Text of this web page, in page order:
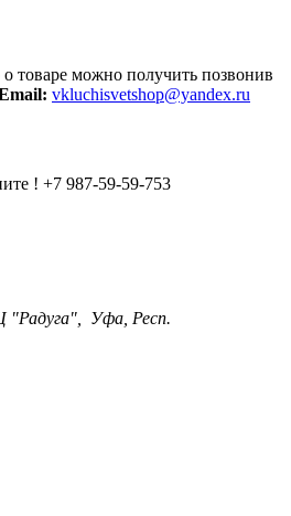
можно получить позвонив
vkluchisvetshop@yandex.ru
! +7 987-59-59-753
"Радуга", Уфа, Респ.